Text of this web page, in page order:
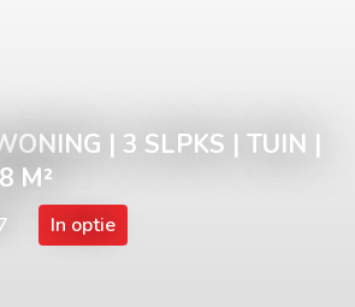
| 3 SLPKS | TUIN |
M²
In optie